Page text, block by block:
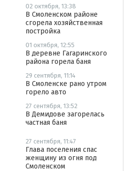
02 октября, 13:38
В Смоленском районе
сгорела хозяйственная
постройка
01 октября, 12:55
В деревне Гагаринского
района горела баня
29 сентября, 11:14
В Смоленске рано утром
горело авто
27 сентября, 13:52
В Демидове загорелась
частная баня
27 сентября, 11:47
Глава поселения спас
женщину из огня под
Смоленском